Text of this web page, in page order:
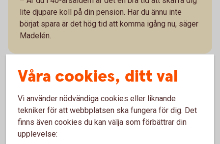
lite djupare koll på din pension. Har du ännu inte
börjat spara är det hög tid att komma igång nu, säger
Madelén.
Se till att få tjänstepension eller att bli
kompenserad om du har ett jobb som inte ger
Våra cookies, ditt val
Vi använder nödvändiga cookies eller liknande
tekniker för att webbplatsen ska fungera för dig. Det
finns även cookies du kan välja som förbättrar din
upplevelse: